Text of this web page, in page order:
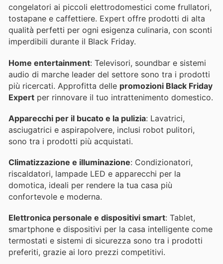
congelatori ai piccoli elettrodomestici come frullatori,
tostapane e caffettiere. Expert offre prodotti di alta
qualità perfetti per ogni esigenza culinaria, con sconti
imperdibili durante il Black Friday.
Home entertainment: Televisori, soundbar e sistemi
audio di marche leader del settore sono tra i prodotti
più ricercati. Approfitta delle promozioni Black Friday
Expert per rinnovare il tuo intrattenimento domestico.
Apparecchi per il bucato e la pulizia: Lavatrici,
asciugatrici e aspirapolvere, inclusi robot pulitori,
sono tra i prodotti più acquistati.
Climatizzazione e illuminazione: Condizionatori,
riscaldatori, lampade LED e apparecchi per la
domotica, ideali per rendere la tua casa più
confortevole e moderna.
Elettronica personale e dispositivi smart: Tablet,
smartphone e dispositivi per la casa intelligente come
termostati e sistemi di sicurezza sono tra i prodotti
preferiti, grazie ai loro prezzi competitivi.